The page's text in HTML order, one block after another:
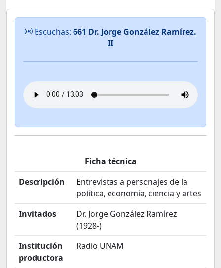
Escuchas: 661 Dr. Jorge González Ramírez.
II
Ficha técnica
Descripción
Entrevistas a personajes de la
política, economía, ciencia y artes
Invitados
Dr. Jorge González Ramírez
(1928-)
Institución
productora
Radio UNAM